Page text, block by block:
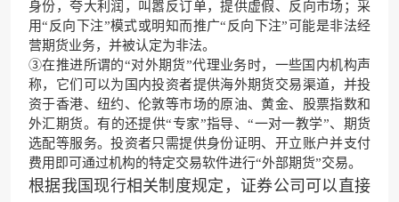
身份，夸大利润，叫嚣反订单，提供虚假、反向市场；采
用“反向下注”模式或明知而推广“反向下注”可能是非法经
营期货业务，并被认定为非法。
③在推进所谓的“对外期货”代理业务时，一些国内机构声
称，它们可以为国内投资者提供海外期货交易渠道，并投
资于香港、纽约、伦敦等市场的原油、黄金、股票指数和
外汇期货。有的还提供“专家”指导、“一对一教学”、期货
选配等服务。投资者只需提供身份证明、开立账户并支付
费用即可通过机构的特定交易软件进行“外部期货”交易。
根据我国现行相关制度规定，证券公司可以直接